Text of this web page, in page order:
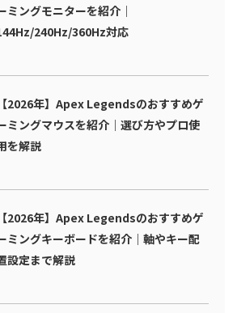
ミングモニターを紹介｜
240Hz/360Hz対応
【2026年】Apex Legendsのおすすめゲ
ミングマウスを紹介｜選び方やプロ使
を解説
【2026年】Apex Legendsのおすすめゲ
ミングキーボードを紹介｜軸やキー配
設定まで解説